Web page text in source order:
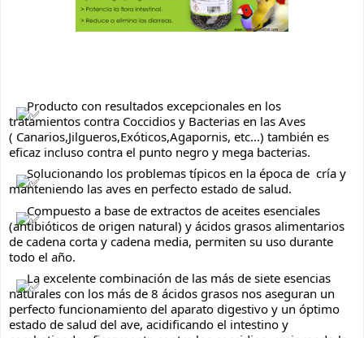
Producto con resultados excepcionales en los
tratamientos contra Coccidios y Bacterias en las Aves
( Canarios,Jilgueros,Exóticos,Agapornis, etc...) también es
eficaz incluso contra el punto negro y mega bacterias.
Solucionando los problemas típicos en la época de  cría y
manteniendo las aves en perfecto estado de salud.
Compuesto a base de extractos de aceites esenciales
(antibióticos de origen natural) y ácidos grasos alimentarios
de cadena corta y cadena media, permiten su uso durante
todo el año.
La excelente combinación de las más de siete esencias
naturales con los más de 8 ácidos grasos nos aseguran un
perfecto funcionamiento del aparato digestivo y un óptimo
estado de salud del ave, acidificando el intestino y